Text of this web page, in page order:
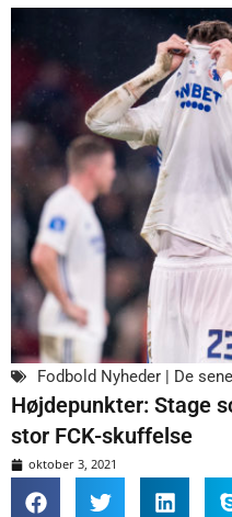
Fodbold Nyheder | De
Højdepunkter: Stage
stor FCK-skuffelse
oktober 3, 2021